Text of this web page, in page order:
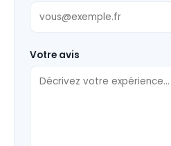
Votre avis